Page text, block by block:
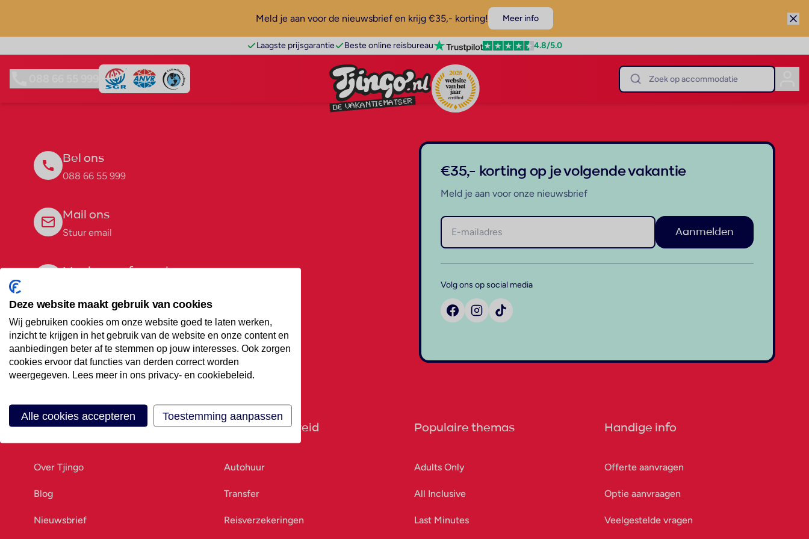
Meld je aan voor de nieuwsbrief en krijg €35,- korting! Meer info
Laagste prijsgarantie Beste online reisbureau 4.8/5.0
Bel ons
088 66 55 999
Mail ons
Stuur email
Maak een afspraak
Offerte aanvragen
Vraag offerte aan
€35,- korting op je volgende vakantie
Meld je aan voor onze nieuwsbrief
Aanmelden
Volg ons op social media
Ons bedrijf
Over Tjingo
Blog
Nieuwsbrief
Goed voorbereid
Autohuur
Transfer
Reisverzekeringen
Populaire themas
Adults Only
All Inclusive
Last Minutes
Handige info
Offerte aanvragen
Optie aanvraagen
Veelgestelde vragen
Deze website maakt gebruik van cookies
Wij gebruiken cookies om onze website goed te laten werken,
inzicht te krijgen in het gebruik van de website en onze content en
aanbiedingen beter af te stemmen op jouw interesses. Ook zorgen
cookies ervoor dat functies van derden correct worden
weergegeven. Lees meer in ons privacy- en cookiebeleid.
Alle cookies accepteren Toestemming aanpassen